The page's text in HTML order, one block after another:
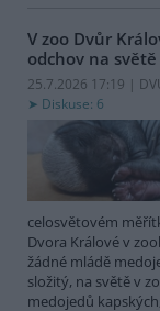
V zoo Dvůr
odchov na
25.7.2026 17:19 |
Diskuse: 6
celosvětovém
Dvora Králové v
žádné mládě
složitý, na světě v
medojedů